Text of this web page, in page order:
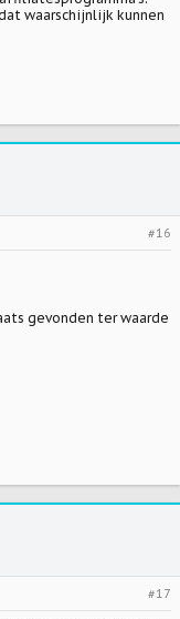
waarschijnlijk kunnen
#16
gevonden ter waarde
#17